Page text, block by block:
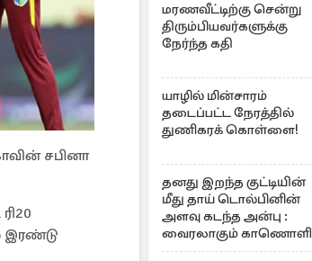
சபினா
இரண்டு
மரணவீட்டிற்கு சென்று
திரும்பியவர்களுக்கு
நேர்ந்த கதி
யாழில் மின்சாரம்
தடைப்பட்ட நேரத்தில்
துணிகரக் கொள்ளை!
தனது இறந்த குட்டியின்
மீது தாய் டொல்பினின்
அளவு கடந்த அன்பு :
வைரலாகும் காணொளி